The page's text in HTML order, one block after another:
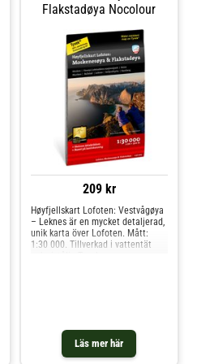
Flakstadøya Nocolour
209 kr
Läs mer här
Høyfjellskart Lofoten: Vestvågøya
– Leknes är en mycket detaljerad,
unik karta över Lofoten. Mått:
1:30 000. Tillverkad i vattentät